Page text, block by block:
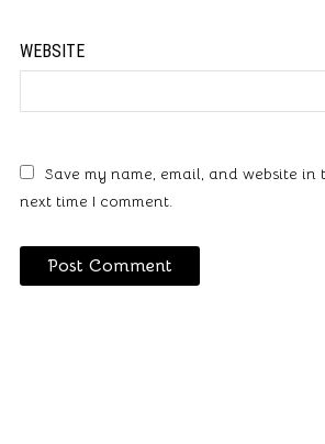
WEBSITE
Save my name, email, and website in
next time I comment.